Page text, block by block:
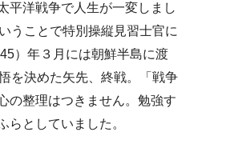
平洋戦争で人生が一変しまし
うことで特別操縦見習士官に
）年３月には朝鮮半島に渡
を決めた矢先、終戦。「戦争
の整理はつきません。勉強す
らとしていました。